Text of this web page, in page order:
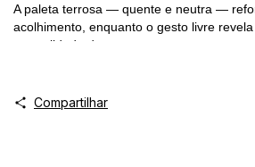
A paleta terrosa — quente e neutra —
acolhimento, enquanto o gesto livre
naturalidade do processo.
Parte da coleção
Compartilhar